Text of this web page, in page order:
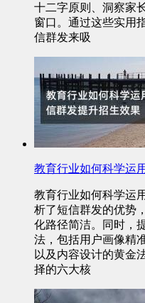
十二字原则、洞察家
窗口。通过这些实用
信群发来吸
教育行业如何科学运
教育行业如何科学运
析了短信群发的优势
化路径简洁。同时，
法，包括用户画像精
以及内容设计的黄金
择的六大核